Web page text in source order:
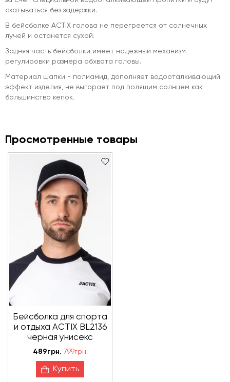
скатываться без задержки.
В бейсболке ACTIX голова не перегреется от солнечных
лучей и останется сухой.
Задняя часть бейсболки имеет надежный механизм
регулировки размера обхвата головы.
Материал шапки - полиамид, дополняет водооталкивающий
эффект изделия, не выгорает под полящим солнцем как
большинство кепок.
Просмотренные товары
Бейсболка для спорта
и отдыха ACTIX BL2136
черная унисекс
489грн. 799грн.
Купить